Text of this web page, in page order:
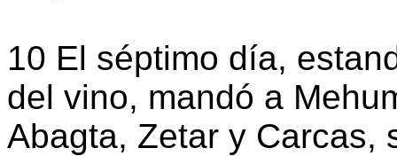
10 El séptimo día,
del vino, mandó a
Abagta, Zetar y Carcas,